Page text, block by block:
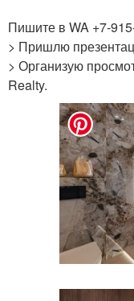
Пишите в WA +7-
> Пришлю
> Организую
Realty.